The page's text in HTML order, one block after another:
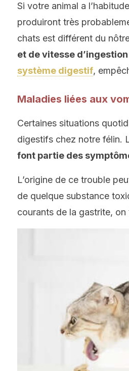
Si votre animal a
produiront très
chats est différent du
et de vitesse
système digestif,
Maladies liées aux
Certaines situations
digestifs chez notre félin.
font partie des
L’origine de ce trouble
de quelque substance
courants de la gastrite,